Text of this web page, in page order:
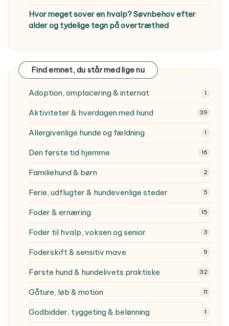
Hvor meget sover en hvalp? Søvnbehov efter
alder og tydelige tegn på overtræthed
Find emnet, du står med lige nu
Adoption, omplacering & internat 1
Aktiviteter & hverdagen med hund 39
Allergivenlige hunde og fældning 1
Den første tid hjemme 16
Familiehund & børn 2
Ferie, udflugter & hundevenlige steder 5
Foder & ernæring 15
Foder til hvalp, voksen og senior 3
Foderskift & sensitiv mave 9
Første hund & hundelivets praktiske 32
Gåture, løb & motion 11
Godbidder, tyggeting & belønning 1